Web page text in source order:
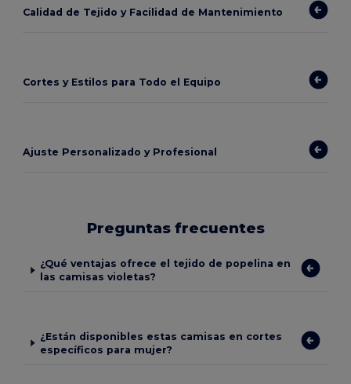
Calidad de Tejido y Facilidad de Mantenimiento
Cortes y Estilos para Todo el Equipo
Ajuste Personalizado y Profesional
Preguntas frecuentes
¿Qué ventajas ofrece el tejido de popelina en
las camisas violetas?
¿Están disponibles estas camisas en cortes
específicos para mujer?